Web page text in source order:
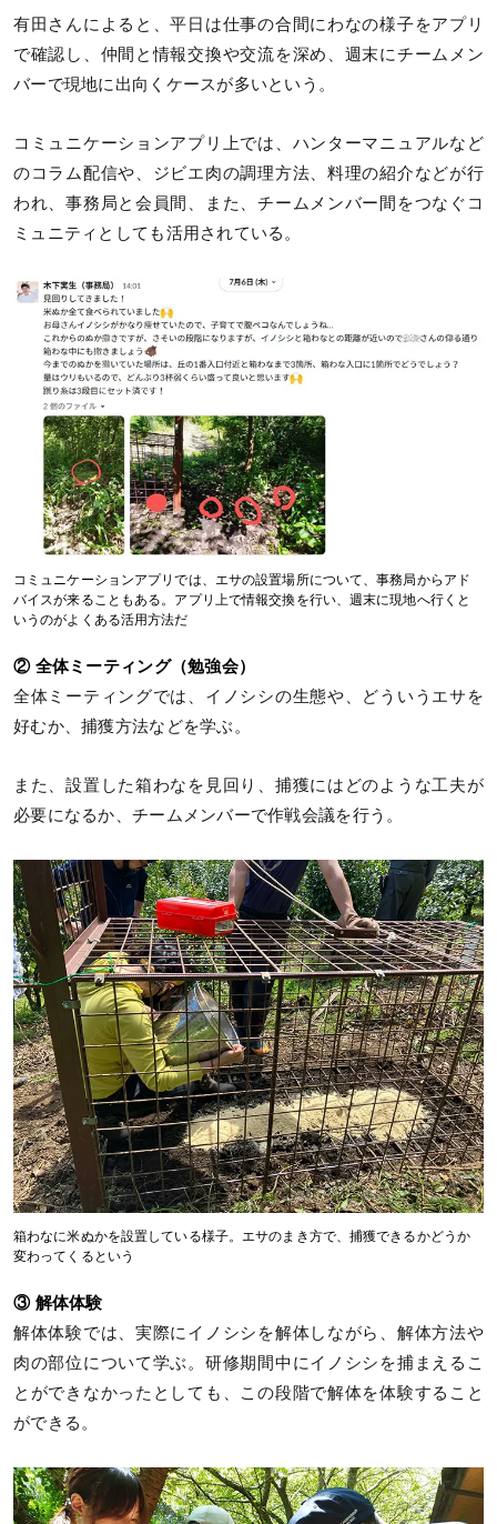
有田さんによると、平日は仕事の合間にわなの様子をアプリ
で確認し、仲間と情報交換や交流を深め、週末にチームメン
バーで現地に出向くケースが多いという。
コミュニケーションアプリ上では、ハンターマニュアルなど
のコラム配信や、ジビエ肉の調理方法、料理の紹介などが行
われ、事務局と会員間、また、チームメンバー間をつなぐコ
ミュニティとしても活用されている。
コミュニケーションアプリでは、エサの設置場所について、事務局からアド
バイスが来ることもある。アプリ上で情報交換を行い、週末に現地へ行くと
いうのがよくある活用方法だ
② 全体ミーティング（勉強会）
全体ミーティングでは、イノシシの生態や、どういうエサを
好むか、捕獲方法などを学ぶ。
また、設置した箱わなを見回り、捕獲にはどのような工夫が
必要になるか、チームメンバーで作戦会議を行う。
箱わなに米ぬかを設置している様子。エサのまき方で、捕獲できるかどうか
変わってくるという
③ 解体体験
解体体験では、実際にイノシシを解体しながら、解体方法や
肉の部位について学ぶ。研修期間中にイノシシを捕まえるこ
とができなかったとしても、この段階で解体を体験すること
ができる。